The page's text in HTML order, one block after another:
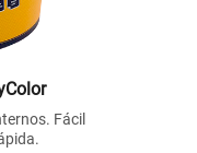
Fácil